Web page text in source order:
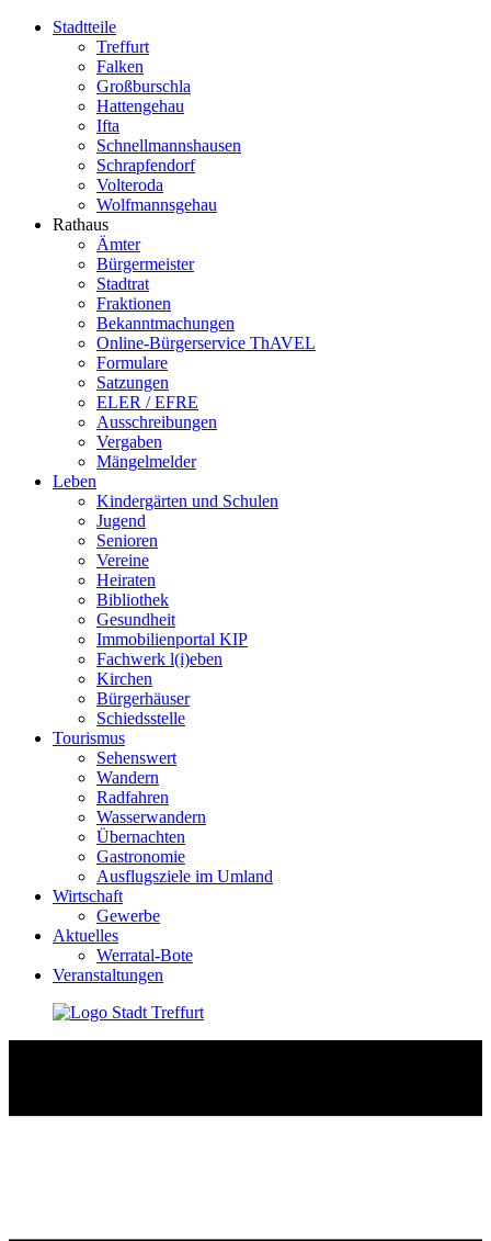
Stadtteile
Treffurt
Falken
Großburschla
Hattengehau
Ifta
Schnellmannshausen
Schrapfendorf
Volteroda
Wolfmannsgehau
Rathaus
Ämter
Bürgermeister
Stadtrat
Fraktionen
Bekanntmachungen
Online-Bürgerservice ThAVEL
Formulare
Satzungen
ELER / EFRE
Ausschreibungen
Vergaben
Mängelmelder
Leben
Kindergärten und Schulen
Jugend
Senioren
Vereine
Heiraten
Bibliothek
Gesundheit
Immobilienportal KIP
Fachwerk l(i)eben
Kirchen
Bürgerhäuser
Schiedsstelle
Tourismus
Sehenswert
Wandern
Radfahren
Wasserwandern
Übernachten
Gastronomie
Ausflugsziele im Umland
Wirtschaft
Gewerbe
Aktuelles
Werratal-Bote
Veranstaltungen